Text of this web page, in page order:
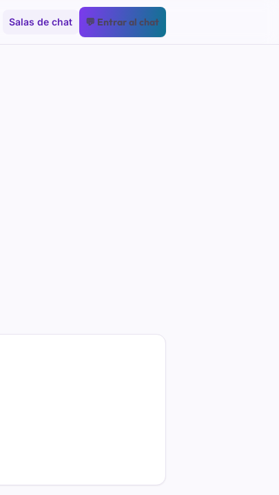
Salas de chat 💬 Entrar al chat